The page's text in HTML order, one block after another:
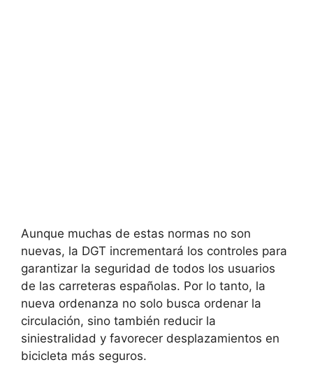
Aunque muchas de estas normas no son
nuevas, la DGT incrementará los controles para
garantizar la seguridad de todos los usuarios
de las carreteras españolas. Por lo tanto, la
nueva ordenanza no solo busca ordenar la
circulación, sino también reducir la
siniestralidad y favorecer desplazamientos en
bicicleta más seguros.